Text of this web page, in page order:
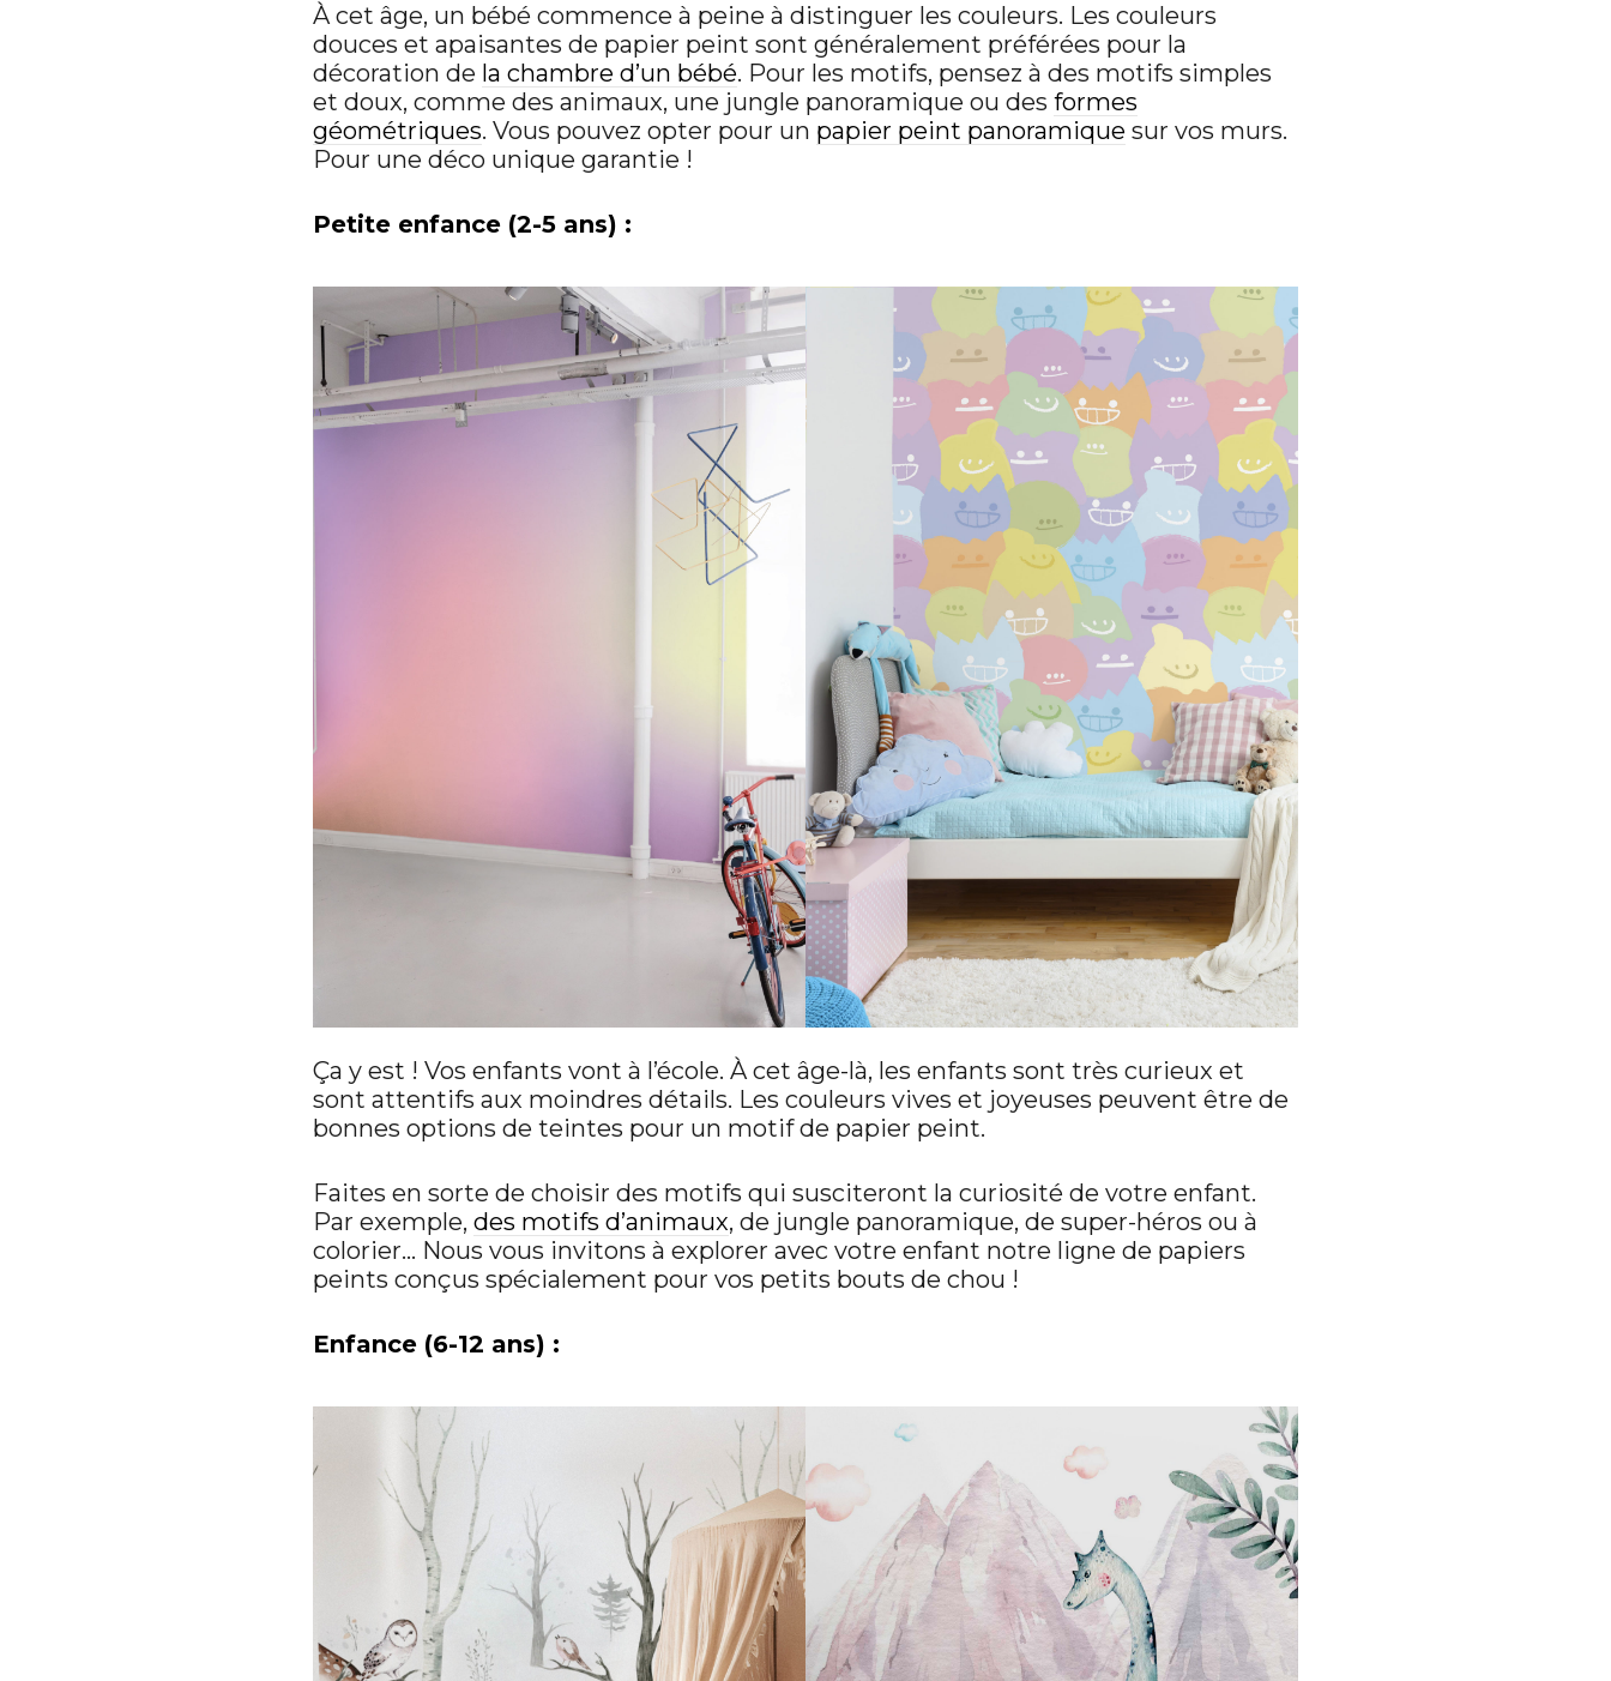
À cet âge, un bébé commence à peine à distinguer les couleurs. Les couleurs
douces et apaisantes de papier peint sont généralement préférées pour la
décoration de la chambre d’un bébé. Pour les motifs, pensez à des motifs simples
et doux, comme des animaux, une jungle panoramique ou des formes
géométriques. Vous pouvez opter pour un papier peint panoramique sur vos murs.
Pour une déco unique garantie !
Petite enfance (2-5 ans) :
Ça y est ! Vos enfants vont à l’école. À cet âge-là, les enfants sont très curieux et
sont attentifs aux moindres détails. Les couleurs vives et joyeuses peuvent être de
bonnes options de teintes pour un motif de papier peint.
Faites en sorte de choisir des motifs qui susciteront la curiosité de votre enfant.
Par exemple, des motifs d’animaux, de jungle panoramique, de super-héros ou à
colorier… Nous vous invitons à explorer avec votre enfant notre ligne de papiers
peints conçus spécialement pour vos petits bouts de chou !
Enfance (6-12 ans) :